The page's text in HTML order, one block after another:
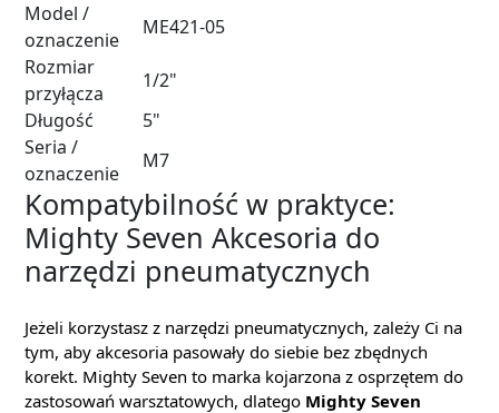
Model /
oznaczenie
ME421-05
Rozmiar
przyłącza
1/2"
Długość
5"
Seria /
oznaczenie
M7
Kompatybilność w praktyce:
Mighty Seven Akcesoria do
narzędzi pneumatycznych
Jeżeli korzystasz z narzędzi pneumatycznych, zależy Ci na
tym, aby akcesoria pasowały do siebie bez zbędnych
korekt. Mighty Seven to marka kojarzona z osprzętem do
zastosowań warsztatowych, dlatego Mighty Seven